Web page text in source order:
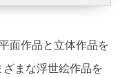
面作品と立体作品を
まな浮世絵作品を